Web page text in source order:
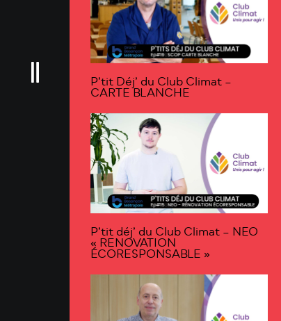
P’tit Déj’ du Club Climat –
CARTE BLANCHE
P’tit déj’ du Club Climat – NEO
« RENOVATION
ÉCORESPONSABLE »